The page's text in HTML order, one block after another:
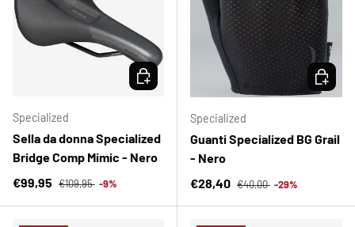
Specialized
Sella da donna Specialized
Bridge Comp Mimic - Nero
Prezzo di vendita
€99,95 Prezzo normale
€109,95 -9%
SCEGLI OPZIONI
Specialized
Guanti Specialized BG Grail
- Nero
Prezzo di vendita
€28,40 Prezzo normale
€40,00 -29%
SCEGLI